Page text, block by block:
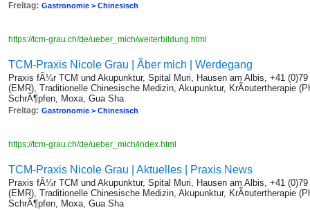
Freitag: Gastronomie > Chinesisch
https://tcm-grau.ch/de/ueber_mich/weiterbildung.html
TCM-Praxis Nicole Grau | Ãber mich | Werdegang
Praxis fÃ¼r TCM und Akupunktur, Spital Muri, Hausen am Albis, +41
(EMR), Traditionelle Chinesische Medizin, Akupunktur, KrÃ¤utertherapie
SchrÃ¶pfen, Moxa, Gua Sha
Freitag: Gastronomie > Chinesisch
https://tcm-grau.ch/de/ueber_mich/index.html
TCM-Praxis Nicole Grau | Aktuelles | Praxis News
Praxis fÃ¼r TCM und Akupunktur, Spital Muri, Hausen am Albis, +41
(EMR), Traditionelle Chinesische Medizin, Akupunktur, KrÃ¤utertherapie
SchrÃ¶pfen, Moxa, Gua Sha